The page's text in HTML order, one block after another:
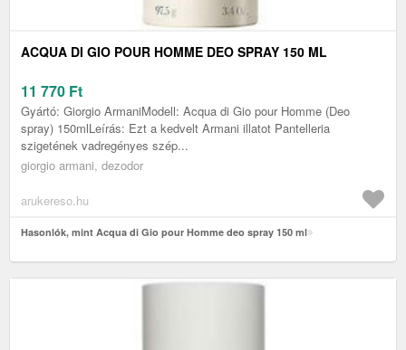
ACQUA DI GIO POUR HOMME DEO SPRAY 150 ML
11 770 Ft
Gyártó: Giorgio ArmaniModell: Acqua di Gio pour Homme (Deo
spray) 150mlLeírás: Ezt a kedvelt Armani illatot Pantelleria
szigetének vadregényes szép...
giorgio armani, dezodor
arukereso.hu
Hasonlók, mint Acqua di Gio pour Homme deo spray 150 ml